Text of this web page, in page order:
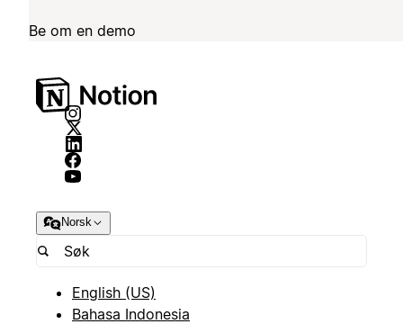
Be om en demo
Norsk
English (US)
Bahasa Indonesia